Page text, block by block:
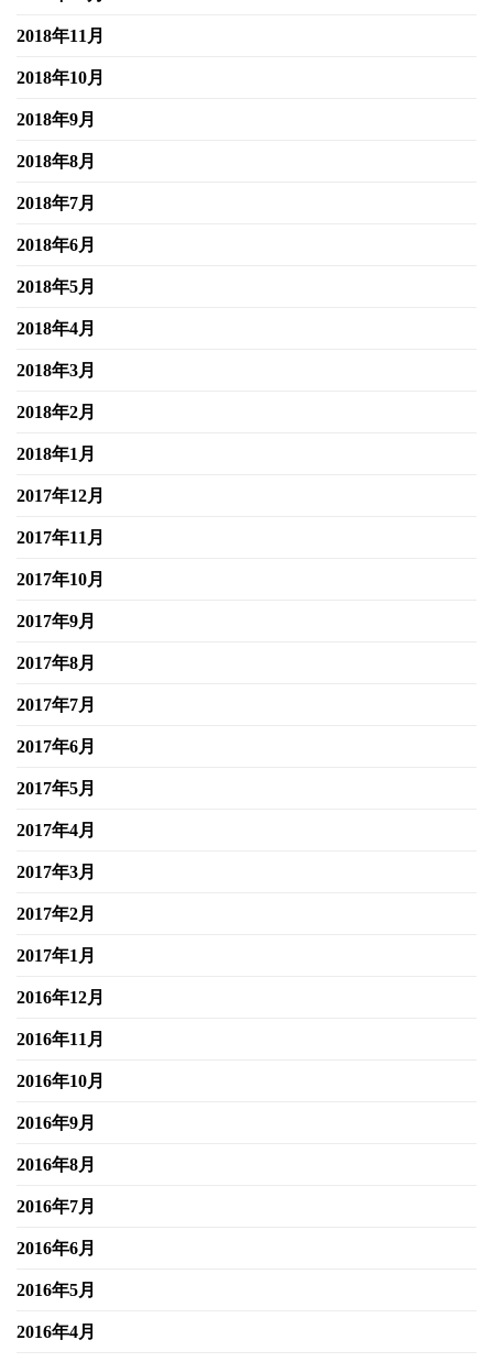
2018年11月
2018年10月
2018年9月
2018年8月
2018年7月
2018年6月
2018年5月
2018年4月
2018年3月
2018年2月
2018年1月
2017年12月
2017年11月
2017年10月
2017年9月
2017年8月
2017年7月
2017年6月
2017年5月
2017年4月
2017年3月
2017年2月
2017年1月
2016年12月
2016年11月
2016年10月
2016年9月
2016年8月
2016年7月
2016年6月
2016年5月
2016年4月